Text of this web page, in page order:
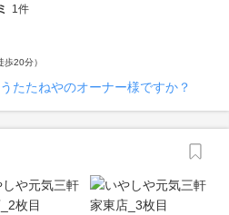
1件
20分）
たたねやのオーナー様ですか？